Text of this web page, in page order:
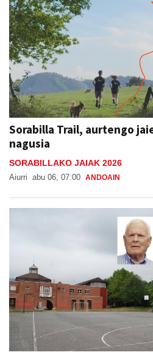
Sorabilla Trail, aurtengo
nagusia
SORABILLAKO JAIAK 2026
Aiurri abu 06, 07:00 ANDOAIN